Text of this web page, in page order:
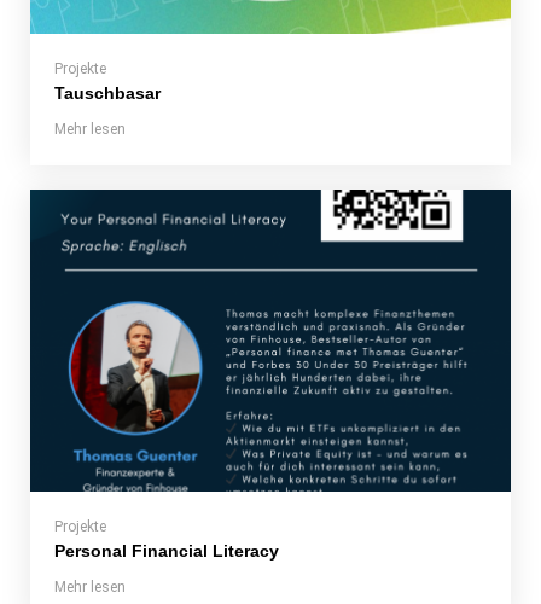
Projekte
Tauschbasar
Mehr lesen
Projekte
Personal Financial Literacy
Mehr lesen